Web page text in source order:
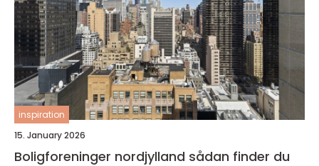
inspiration
15. January 2026
Boligforeninger nordjylland sådan finder du